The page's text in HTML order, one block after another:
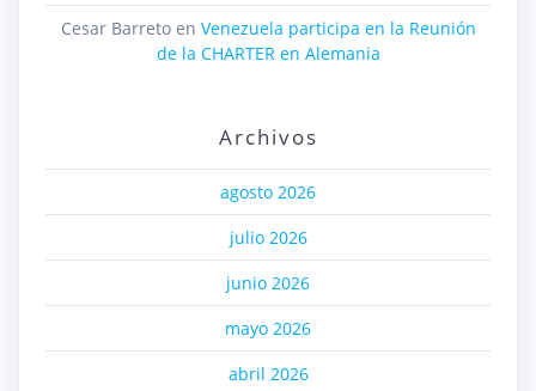
Cesar Barretoen Venezuela participa en la Reunión
de la CHARTER en Alemania
Archivos
agosto 2026
julio 2026
junio 2026
mayo 2026
abril 2026